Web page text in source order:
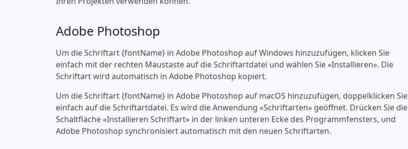
Adobe Photoshop
Um die Schriftart {fontName} in Adobe Photoshop auf Windows hinzuzufügen, klicken Sie
einfach mit der rechten Maustaste auf die Schriftartdatei und wählen Sie «‎Installieren». Die
Schriftart wird automatisch in Adobe Photoshop kopiert.
Um die Schriftart {fontName} in Adobe Photoshop auf macOS hinzuzufügen, doppelklicken Sie
einfach auf die Schriftartdatei. Es wird die Anwendung «‎Schriftarten» geöffnet. Drücken Sie die
Schaltfläche «‎Installieren Schriftart» in der linken unteren Ecke des Programmfensters, und
Adobe Photoshop synchronisiert automatisch mit den neuen Schriftarten.